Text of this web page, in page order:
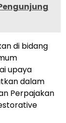
di bidang
upaya
dalam
Perpajakan